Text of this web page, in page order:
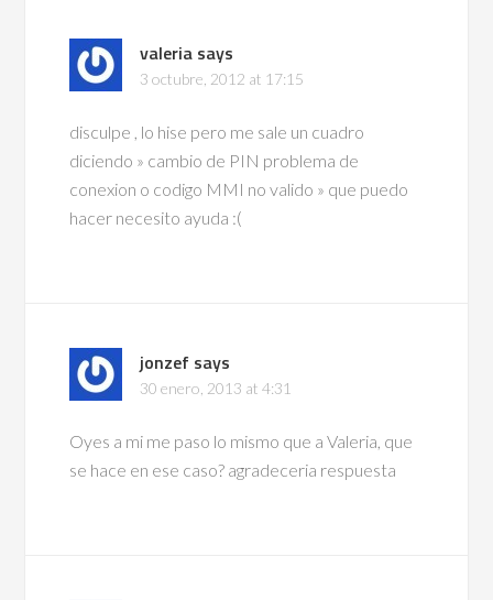
valeria says
3 octubre, 2012 at 17:15
disculpe , lo hise pero me sale un cuadro
diciendo » cambio de PIN problema de
conexion o codigo MMI no valido » que puedo
hacer necesito ayuda :(
jonzef says
30 enero, 2013 at 4:31
Oyes a mi me paso lo mismo que a Valeria, que
se hace en ese caso? agradeceria respuesta